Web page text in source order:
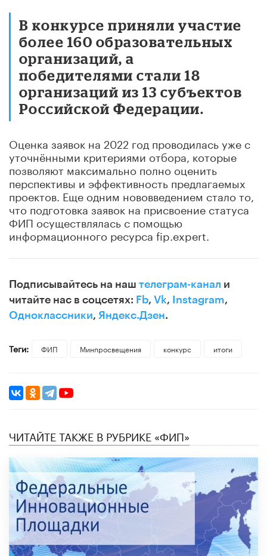
В конкурсе приняли участие
более 160 образовательных
организаций, а
победителями стали 18
организаций из 13 субъектов
Российской Федерации.
Оценка заявок на 2022 год проводилась уже с
уточнёнными критериями отбора, которые
позволяют максимально полно оценить
перспективы и эффективность предлагаемых
проектов. Еще одним нововведением стало то,
что подготовка заявок на присвоение статуса
ФИП осуществлялась с помощью
информационного ресурса fip.expert.
Подписывайтесь на наш телеграм-канал и
читайте нас в соцсетях: Fb, Vk, Instagram,
Одноклассники, Яндекс.Дзен.
Теги: ФИП Минпросвещения конкурс итоги
ЧИТАЙТЕ ТАКЖЕ В РУБРИКЕ «ФИП»